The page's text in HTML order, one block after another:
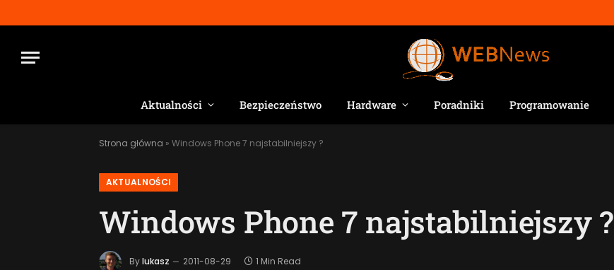
Aktualności Bezpieczeństwo Hardware Poradniki Programowanie
Strona główna » Windows Phone 7 najstabilniejszy ?
AKTUALNOŚCI
Windows Phone 7 najstabilniejszy ?
By lukasz 2011-08-29 1 Min Read